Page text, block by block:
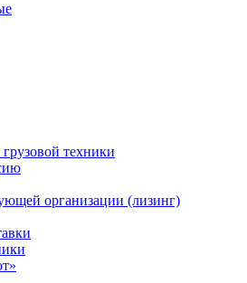
техники
организации (лизинг)